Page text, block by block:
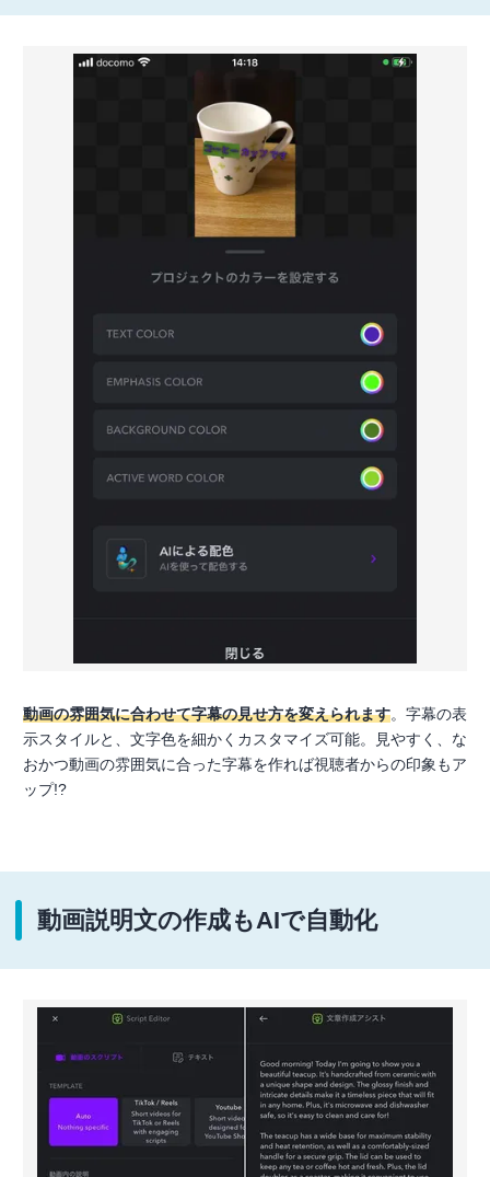
動画の雰囲気に合わせて字幕の見せ方を変えられます。字幕の表
示スタイルと、文字色を細かくカスタマイズ可能。見やすく、な
おかつ動画の雰囲気に合った字幕を作れば視聴者からの印象もア
ップ!?
動画説明文の作成もAIで自動化